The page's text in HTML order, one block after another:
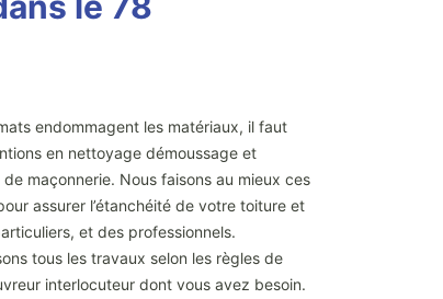
endommagent les matériaux, il faut
en nettoyage démoussage et
maçonnerie. Nous faisons au mieux ces
assurer l’étanchéité de votre toiture et
et des professionnels.
tous les travaux selon les règles de
interlocuteur dont vous avez besoin.